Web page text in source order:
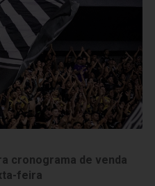
cronograma de venda
feira